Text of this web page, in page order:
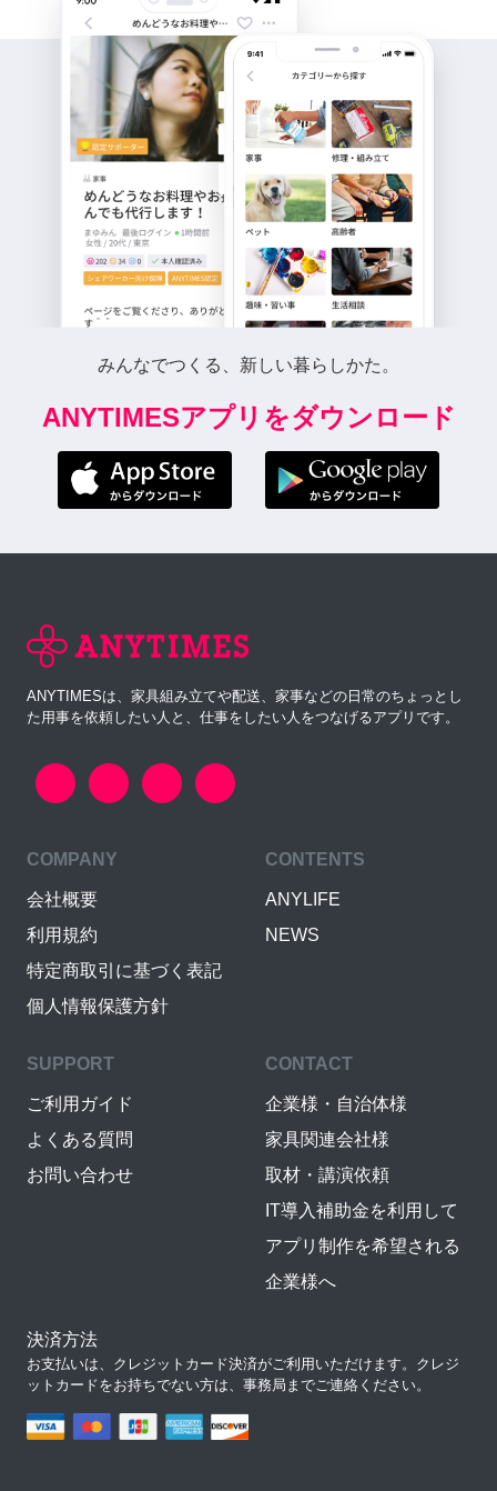
みんなでつくる、新しい暮らしかた。
ANYTIMESアプリをダウンロード
ANYTIMESは、家具組み立てや配送、家事などの日常のちょっとし
た用事を依頼したい人と、仕事をしたい人をつなげるアプリです。
COMPANY
会社概要
利用規約
特定商取引に基づく表記
個人情報保護方針
CONTENTS
ANYLIFE
NEWS
SUPPORT
ご利用ガイド
よくある質問
お問い合わせ
CONTACT
企業様・自治体様
家具関連会社様
取材・講演依頼
IT導入補助金を利用して
アプリ制作を希望される
企業様へ
決済方法
お支払いは、クレジットカード決済がご利用いただけます。クレジ
ットカードをお持ちでない方は、事務局までご連絡ください。